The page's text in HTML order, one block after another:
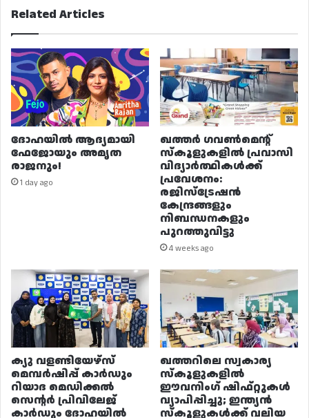
Related Articles
ദോഹയിൽ ആദ്യമായി
ഫേജോയും അമൃത
രാജനും!
1 day ago
ഖത്തർ ഗവൺമെന്റ്
സ്കൂളുകളിൽ പ്രവാസി
വിദ്യാർത്ഥികൾക്ക്
പ്രവേശനം:
രജിസ്ട്രേഷൻ
കേന്ദ്രങ്ങളും
നിബന്ധനകളും
പുറത്തുവിട്ടു
4 weeks ago
ക്യു വളണ്ടിയേഴ്‌സ്
മെമ്പർഷിപ്പ് കാർഡും
റിയാദ മെഡിക്കൽ
സെന്റർ പ്രിവിലേജ്
കാർഡും ദോഹയിൽ
ഖത്തറിലെ സ്വകാര്യ
സ്കൂളുകളിൽ
ഈവനിംഗ് ഷിഫ്റ്റുകൾ
വ്യാപിപ്പിച്ചു; ഇന്ത്യൻ
സ്കൂളുകൾക്ക് വലിയ